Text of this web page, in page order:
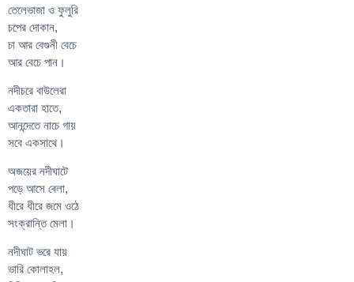
তেলেভাজা ও ফুলুরি
চপের দোকান,
চা আর বেগুনী বেচে
আর বেচে পান।
নদীচরে বাউলেরা
একতারা হাতে,
আনন্দেতে নাচে গায়
সবে একসাথে।
অজয়ের নদীঘাটে
পড়ে আসে বেলা,
ধীরে ধীরে জমে ওঠে
সংক্রান্তি মেলা।
নদীঘাট ভরে যায়
ভারি কোলাহল,